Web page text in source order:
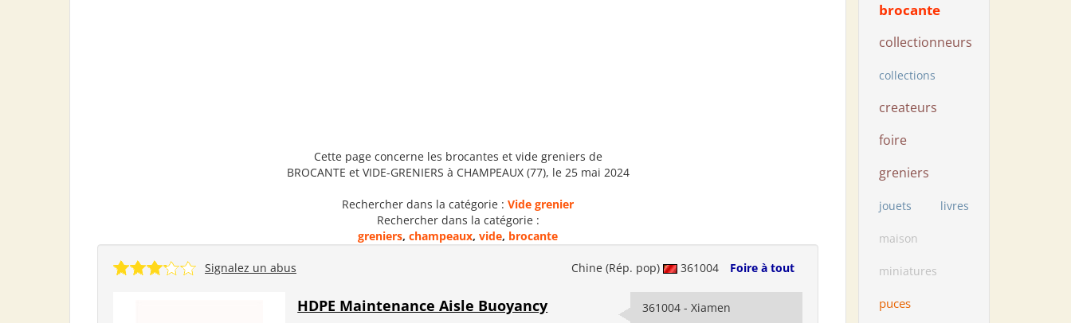
Cette page concerne les brocantes et vide greniers de
BROCANTE et VIDE-GRENIERS à CHAMPEAUX (77), le 25 mai 2024
Rechercher dans la catégorie : Vide grenier
Rechercher dans la catégorie :
greniers, champeaux, vide, brocante
Chine (Rép. pop) 361004 Foire à tout
Signalez un abus
HDPE Maintenance Aisle Buoyancy 361004 - Xiamen
brocante
collectionneurs
collections
createurs
foire
greniers
jouets livres
maison
miniatures
puces